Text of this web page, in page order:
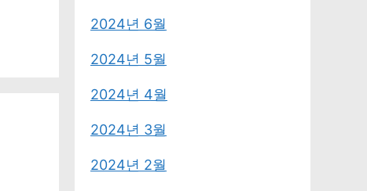
2024년 6월
2024년 5월
2024년 4월
2024년 3월
2024년 2월